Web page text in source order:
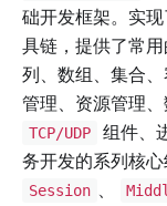
础开发框架。实
具链，提供了常
列、数组、集合
管理、资源管理
TCP/UDP 组件、
务开发的系列核心
Session 、